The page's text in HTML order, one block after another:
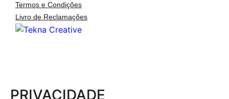
Termos e Condições
Livro de Reclamações
PRIVACIDADE